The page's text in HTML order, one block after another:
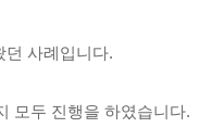
던 사례입니다.
모두 진행을 하였습니다.